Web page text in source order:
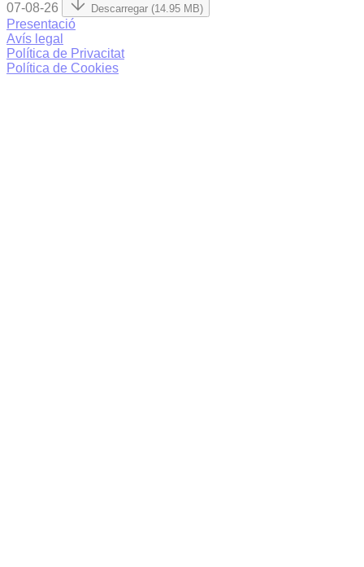
07-08-26 Descarregar (14.95 MB)
Presentació
Avís legal
Política de Privacitat
Política de Cookies